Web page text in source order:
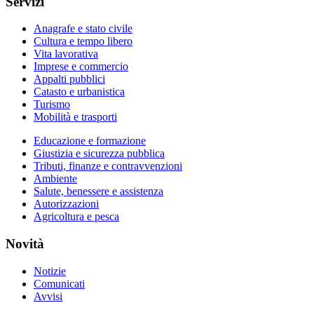
Anagrafe e stato civile
Cultura e tempo libero
Vita lavorativa
Imprese e commercio
Appalti pubblici
Catasto e urbanistica
Turismo
Mobilità e trasporti
Educazione e formazione
Giustizia e sicurezza pubblica
Tributi, finanze e contravvenzioni
Ambiente
Salute, benessere e assistenza
Autorizzazioni
Agricoltura e pesca
Novità
Notizie
Comunicati
Avvisi